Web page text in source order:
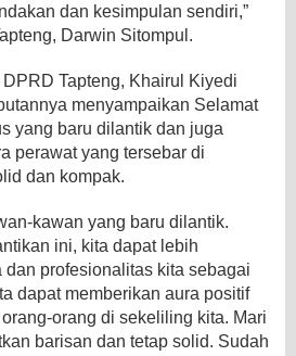
dan kesimpulan sendiri,”
Darwin Sitompul.
Tapteng, Khairul Kiyedi
menyampaikan Selamat
yang baru dilantik dan juga
perawat yang tersebar di
dan kompak.
kawan yang baru dilantik.
ini, kita dapat lebih
dan profesionalitas kita sebagai
dapat memberikan aura positif
orang di sekeliling kita. Mari
barisan dan tetap solid. Sudah